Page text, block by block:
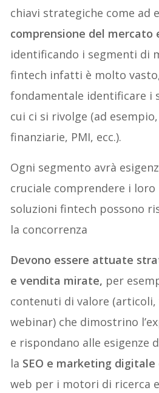
chiavi strategiche come ad
comprensione del mercato
identificando i segmenti di
fintech infatti è molto
fondamentale identificare i
cui ci si rivolge (ad
finanziarie, PMI, ecc.).
Ogni segmento avrà
cruciale comprendere i
soluzioni fintech possono
la concorrenza
Devono essere attuate
e vendita mirate, per
contenuti di valore
webinar) che dimostrino
e rispondano alle esigenze
la SEO e marketing digitale
web per i motori di ricerca